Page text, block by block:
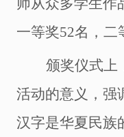
一等奖52名，二
颁奖仪式上
活动的意义，强
汉字是华夏民族